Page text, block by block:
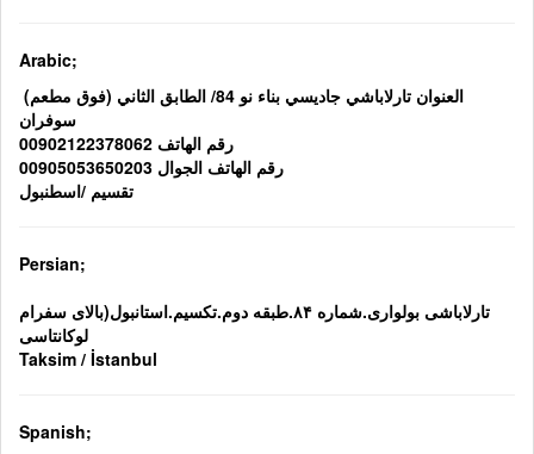
Arabic;
(العنوان تارلاباشي جاديسي بناء نو 84/ الطابق الثاني (فوق مطعم
رقم الهاتف الجوال 00905053650203
تقسيم /اسطنبول
Persian;
تارلاباشی بولواری.شماره ۸۴.طبقه دوم.تکسیم.استانبول(بالای سفرام
Taksim / İstanbul
Spanish;